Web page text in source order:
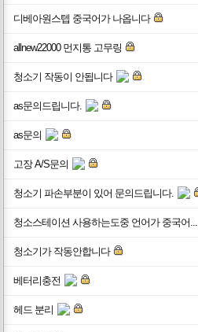
디베아원스텝 중국어가 나옵니다
allnew22000 먼지통 고무링
청소기 작동이 안됩니다
as문의드립니다.
as문의
고장 A/S문의
청소기 파손부분이 있어 문의드립니다.
청소스테이션 사용하는도중 언어가 중국어...
청소기가 작동안합니다
베터리충전
헤드 분리